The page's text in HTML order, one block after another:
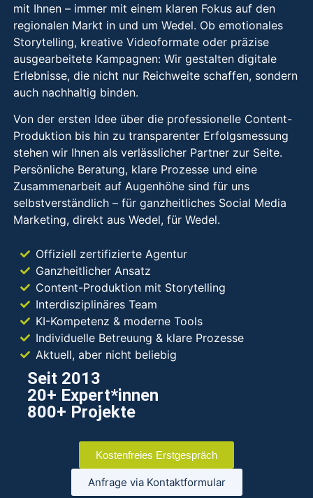
mit Ihnen – immer mit einem klaren Fokus auf den
regionalen Markt in und um Wedel. Ob emotionales
Storytelling, kreative Videoformate oder präzise
ausgearbeitete Kampagnen: Wir gestalten digitale
Erlebnisse, die nicht nur Reichweite schaffen, sondern
auch nachhaltig binden.
Von der ersten Idee über die professionelle Content-
Produktion bis hin zu transparenter Erfolgsmessung
stehen wir Ihnen als verlässlicher Partner zur Seite.
Persönliche Beratung, klare Prozesse und eine
Zusammenarbeit auf Augenhöhe sind für uns
selbstverständlich – für ganzheitliches Social Media
Marketing, direkt aus Wedel, für Wedel.
Offiziell zertifizierte Agentur
Ganzheitlicher Ansatz
Content-Produktion mit Storytelling
Interdisziplinäres Team
KI-Kompetenz & moderne Tools
Individuelle Betreuung & klare Prozesse
Aktuell, aber nicht beliebig
Seit 2013
20+ Expert*innen
800+ Projekte
Kostenfreies Erstgespräch
Anfrage via Kontaktformular